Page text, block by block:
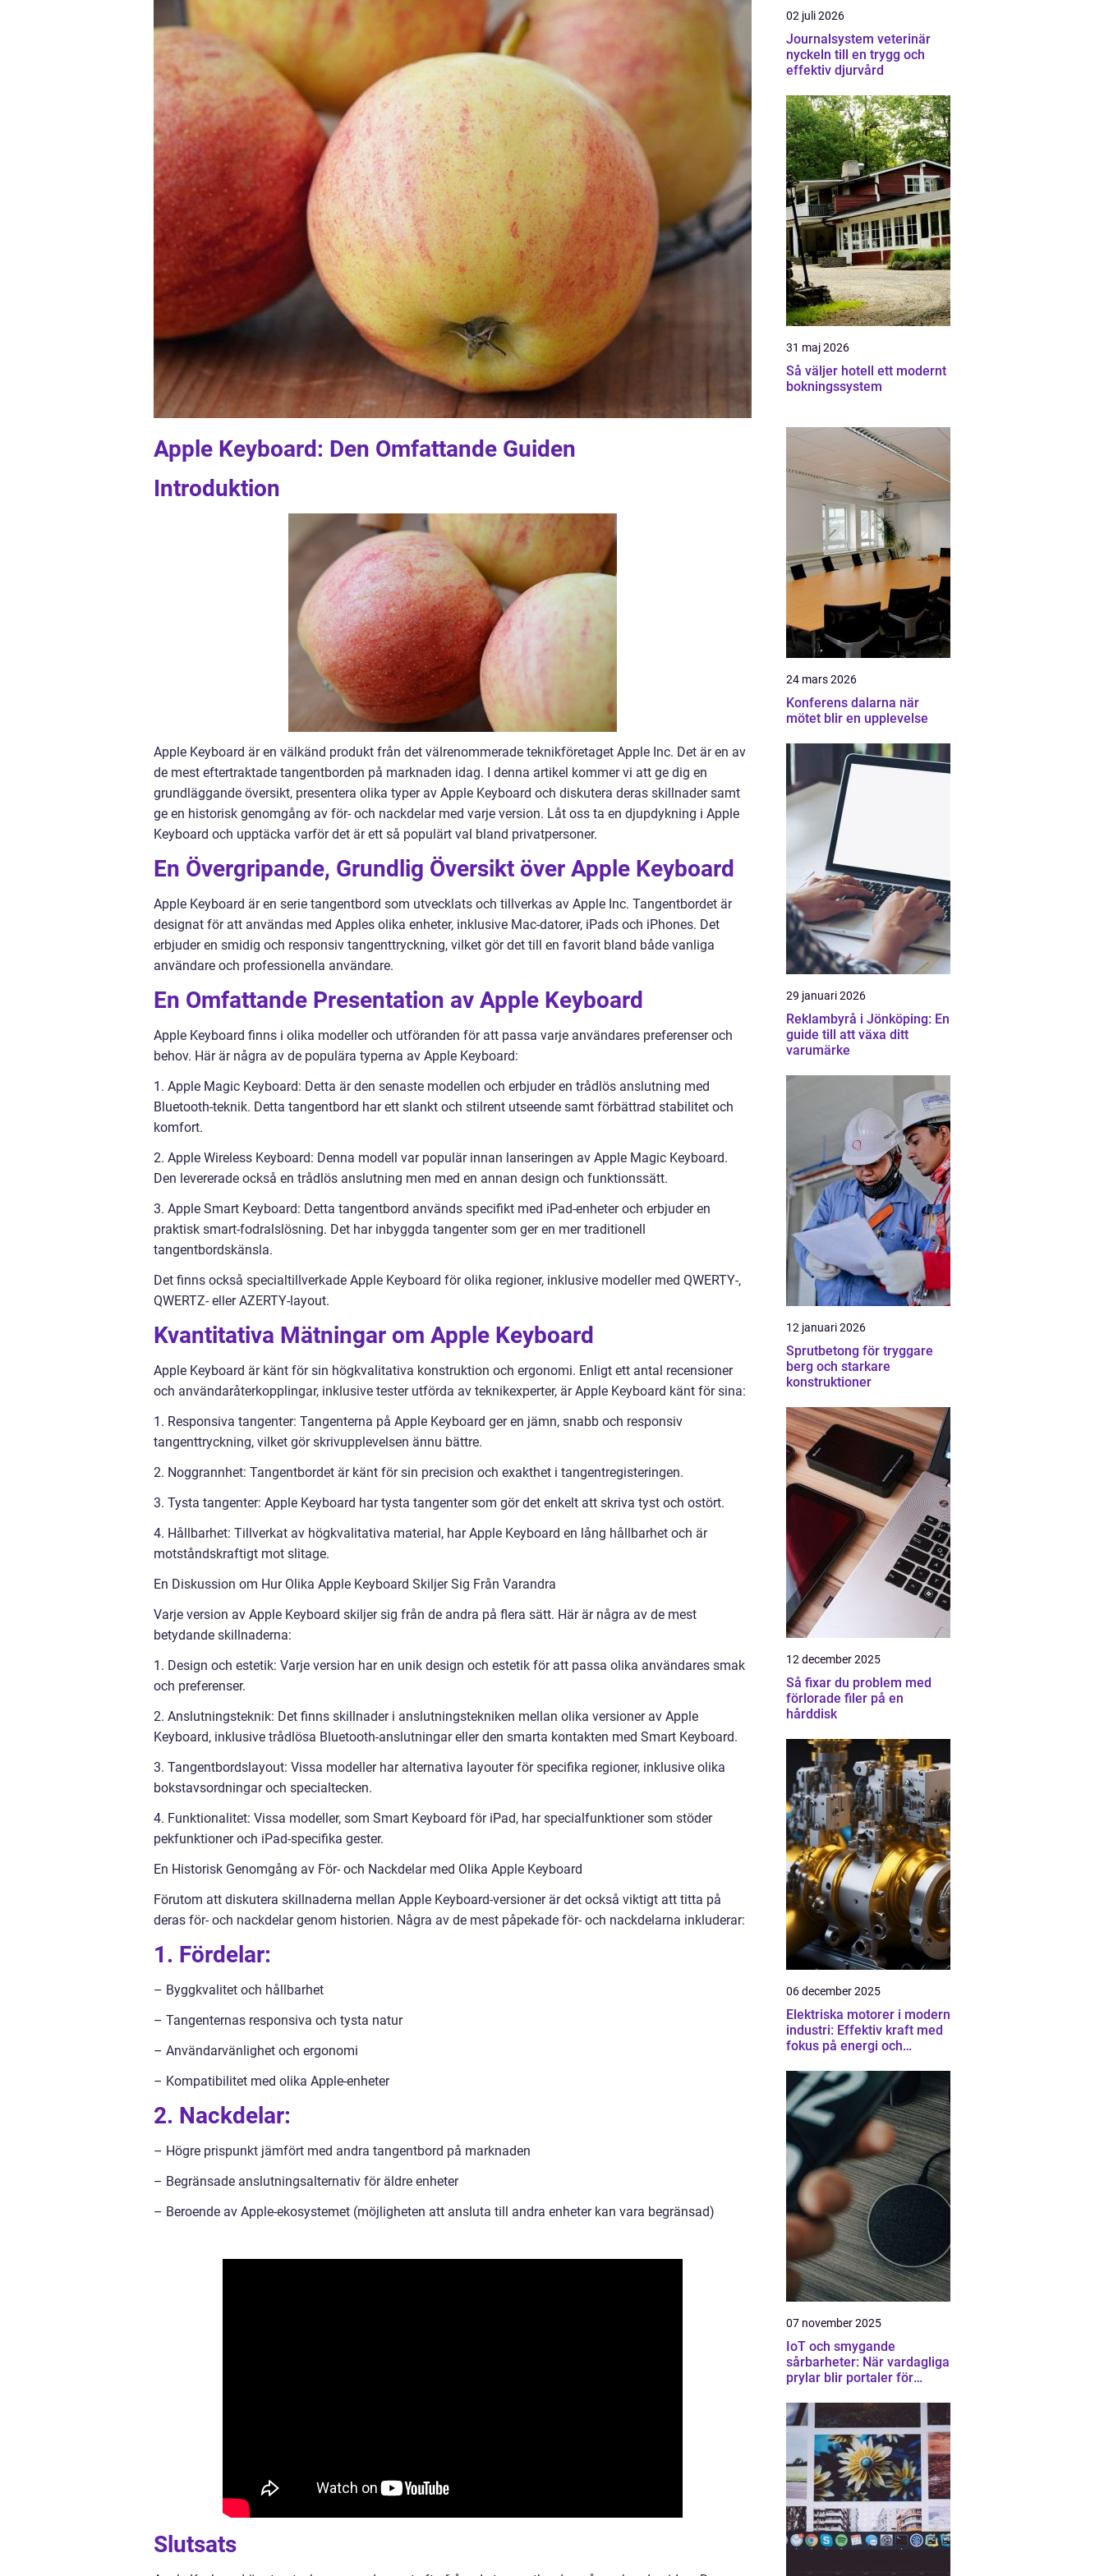
Apple Keyboard: Den Omfattande Guiden
Introduktion
Apple Keyboard är en välkänd produkt från det välrenommerade teknikföretaget Apple Inc. Det är en av
de mest eftertraktade tangentborden på marknaden idag. I denna artikel kommer vi att ge dig en
grundläggande översikt, presentera olika typer av Apple Keyboard och diskutera deras skillnader samt
ge en historisk genomgång av för- och nackdelar med varje version. Låt oss ta en djupdykning i Apple
Keyboard och upptäcka varför det är ett så populärt val bland privatpersoner.
En Övergripande, Grundlig Översikt över Apple Keyboard
Apple Keyboard är en serie tangentbord som utvecklats och tillverkas av Apple Inc. Tangentbordet är
designat för att användas med Apples olika enheter, inklusive Mac-datorer, iPads och iPhones. Det
erbjuder en smidig och responsiv tangenttryckning, vilket gör det till en favorit bland både vanliga
användare och professionella användare.
En Omfattande Presentation av Apple Keyboard
Apple Keyboard finns i olika modeller och utföranden för att passa varje användares preferenser och
behov. Här är några av de populära typerna av Apple Keyboard:
1. Apple Magic Keyboard: Detta är den senaste modellen och erbjuder en trådlös anslutning med
Bluetooth-teknik. Detta tangentbord har ett slankt och stilrent utseende samt förbättrad stabilitet och
komfort.
2. Apple Wireless Keyboard: Denna modell var populär innan lanseringen av Apple Magic Keyboard.
Den levererade också en trådlös anslutning men med en annan design och funktionssätt.
3. Apple Smart Keyboard: Detta tangentbord används specifikt med iPad-enheter och erbjuder en
praktisk smart-fodralslösning. Det har inbyggda tangenter som ger en mer traditionell
tangentbordskänsla.
Det finns också specialtillverkade Apple Keyboard för olika regioner, inklusive modeller med QWERTY-,
QWERTZ- eller AZERTY-layout.
Kvantitativa Mätningar om Apple Keyboard
Apple Keyboard är känt för sin högkvalitativa konstruktion och ergonomi. Enligt ett antal recensioner
och användaråterkopplingar, inklusive tester utförda av teknikexperter, är Apple Keyboard känt för sina:
1. Responsiva tangenter: Tangenterna på Apple Keyboard ger en jämn, snabb och responsiv
tangenttryckning, vilket gör skrivupplevelsen ännu bättre.
2. Noggrannhet: Tangentbordet är känt för sin precision och exakthet i tangentregisteringen.
3. Tysta tangenter: Apple Keyboard har tysta tangenter som gör det enkelt att skriva tyst och ostört.
4. Hållbarhet: Tillverkat av högkvalitativa material, har Apple Keyboard en lång hållbarhet och är
motståndskraftigt mot slitage.
En Diskussion om Hur Olika Apple Keyboard Skiljer Sig Från Varandra
Varje version av Apple Keyboard skiljer sig från de andra på flera sätt. Här är några av de mest
betydande skillnaderna:
1. Design och estetik: Varje version har en unik design och estetik för att passa olika användares smak
och preferenser.
2. Anslutningsteknik: Det finns skillnader i anslutningstekniken mellan olika versioner av Apple
Keyboard, inklusive trådlösa Bluetooth-anslutningar eller den smarta kontakten med Smart Keyboard.
3. Tangentbordslayout: Vissa modeller har alternativa layouter för specifika regioner, inklusive olika
bokstavsordningar och specialtecken.
4. Funktionalitet: Vissa modeller, som Smart Keyboard för iPad, har specialfunktioner som stöder
pekfunktioner och iPad-specifika gester.
En Historisk Genomgång av För- och Nackdelar med Olika Apple Keyboard
Förutom att diskutera skillnaderna mellan Apple Keyboard-versioner är det också viktigt att titta på
deras för- och nackdelar genom historien. Några av de mest påpekade för- och nackdelarna inkluderar:
1. Fördelar:
– Byggkvalitet och hållbarhet
– Tangenternas responsiva och tysta natur
– Användarvänlighet och ergonomi
– Kompatibilitet med olika Apple-enheter
2. Nackdelar:
– Högre prispunkt jämfört med andra tangentbord på marknaden
– Begränsade anslutningsalternativ för äldre enheter
– Beroende av Apple-ekosystemet (möjligheten att ansluta till andra enheter kan vara begränsad)
Slutsats
02 juli 2026
Journalsystem veterinär
nyckeln till en trygg och
effektiv djurvård
31 maj 2026
Så väljer hotell ett modernt
bokningssystem
24 mars 2026
Konferens dalarna när
mötet blir en upplevelse
29 januari 2026
Reklambyrå i Jönköping: En
guide till att växa ditt
varumärke
12 januari 2026
Sprutbetong för tryggare
berg och starkare
konstruktioner
12 december 2025
Så fixar du problem med
förlorade filer på en
hårddisk
06 december 2025
Elektriska motorer i modern
industri: Effektiv kraft med
fokus på energi och
07 november 2025
IoT och smygande
sårbarheter: När vardagliga
prylar blir portaler för